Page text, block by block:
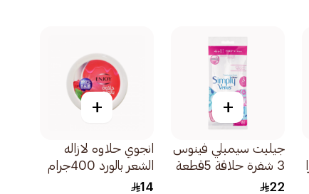
+
جيليت سيمبلي فينوس
3 شفرة حلاقة 5قطعة
22
+
انجوي حلاوه لازاله
الشعر بالورد 400جرام
14